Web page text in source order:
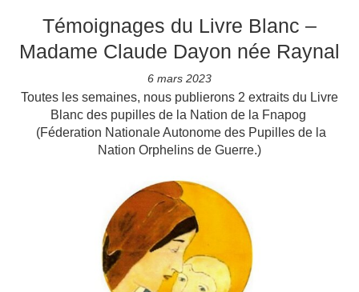
Témoignages du Livre Blanc –
Madame Claude Dayon née Raynal
6 mars 2023
Toutes les semaines, nous publierons 2 extraits du Livre
Blanc des pupilles de la Nation de la Fnapog
(Féderation Nationale Autonome des Pupilles de la
Nation Orphelins de Guerre.)